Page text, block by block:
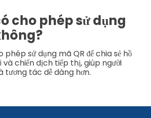
cho phép sử dụng
phép sử dụng mã QR để chia sẻ hồ
và chiến dịch tiếp thị, giúp người
tương tác dễ dàng hơn.